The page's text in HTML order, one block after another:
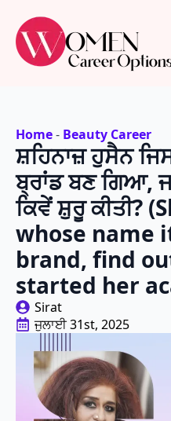
Home- Beauty Career
ਸ਼ਹਿਨਾਜ਼ ਹੁਸੈਨ
ਬ੍ਰਾਂਡ ਬਣ ਗਿਆ,
ਕਿਵੇਂ ਸ਼ੁਰੂ ਕੀਤੀ?
whose name
brand, find
started her
Sirat
ਜੁਲਾਈ 31st, 2025